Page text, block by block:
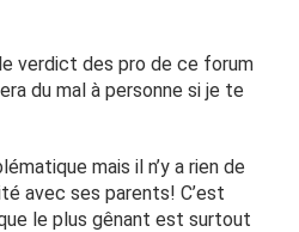
verdict des pro de ce forum
du mal à personne si je te
mais il n’y a rien de
avec ses parents! C’est
le plus gênant est surtout